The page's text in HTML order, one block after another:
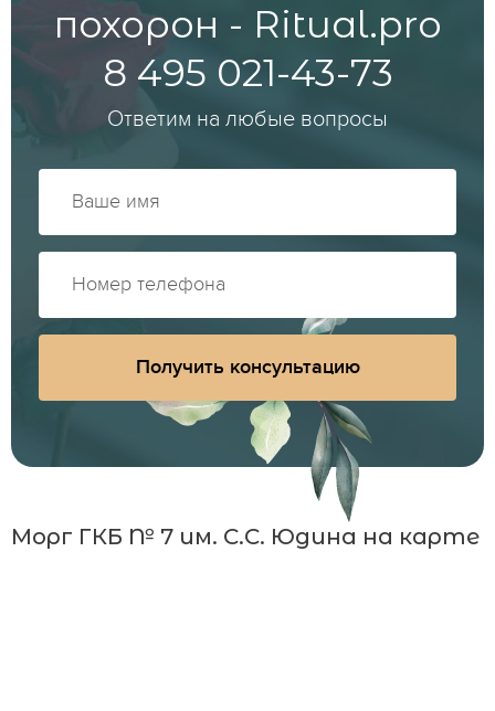
похорон - Ritual.pro
8 495 021-43-73
Ответим на любые вопросы
Получить консультацию
Морг ГКБ № 7 им. С.С. Юдина на карте